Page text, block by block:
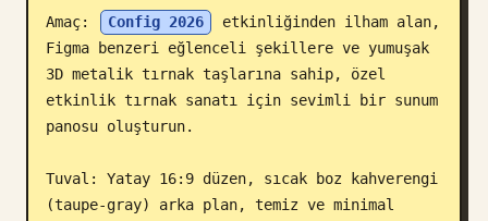
Blog
Güncellemeler
Amaç: Config 2026
etkinliğinden ilham alan,
Figma benzeri eğlenceli şekillere ve yumuşak
3D metalik tırnak taşlarına sahip, özel
etkinlik tırnak sanatı için sevimli bir sunum
panosu oluşturun.
Tuval: Yatay 16:9 düzen, sıcak boz kahverengi
(taupe-gray) arka plan, temiz ve minimal